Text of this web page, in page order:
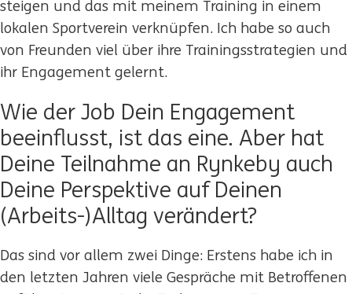
steigen und das mit meinem Training in einem
lokalen Sportverein verknüpfen. Ich habe so auch
von Freunden viel über ihre Trainingsstrategien und
ihr Engagement gelernt.
Wie der Job Dein Engagement
beeinflusst, ist das eine. Aber hat
Deine Teilnahme an Rynkeby auch
Deine Perspektive auf Deinen
(Arbeits-)Alltag verändert?
Das sind vor allem zwei Dinge: Erstens habe ich in
den letzten Jahren viele Gespräche mit Betroffenen